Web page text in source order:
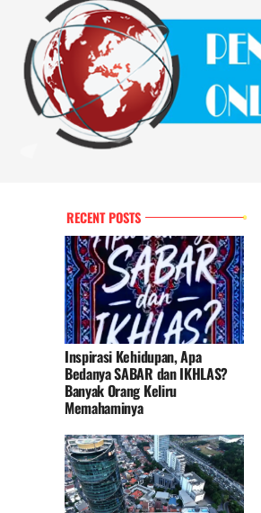
RECENT POSTS
Inspirasi Kehidupan, Apa
Bedanya SABAR dan IKHLAS?
Banyak Orang Keliru
Memahaminya